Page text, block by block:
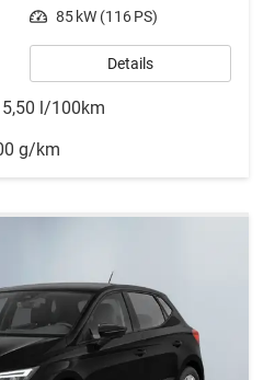
Leistung 85 kW (116 PS)
Details
5,50 l/100km
g/km